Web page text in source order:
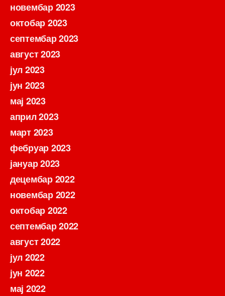
новембар 2023
октобар 2023
септембар 2023
август 2023
јул 2023
јун 2023
мај 2023
април 2023
март 2023
фебруар 2023
јануар 2023
децембар 2022
новембар 2022
октобар 2022
септембар 2022
август 2022
јул 2022
јун 2022
мај 2022